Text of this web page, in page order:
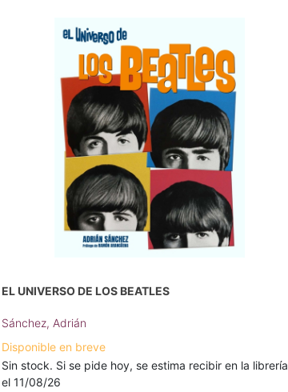
EL UNIVERSO DE LOS BEATLES
Sánchez, Adrián
Disponible en breve
Sin stock. Si se pide hoy, se estima recibir en la librería
el 11/08/26